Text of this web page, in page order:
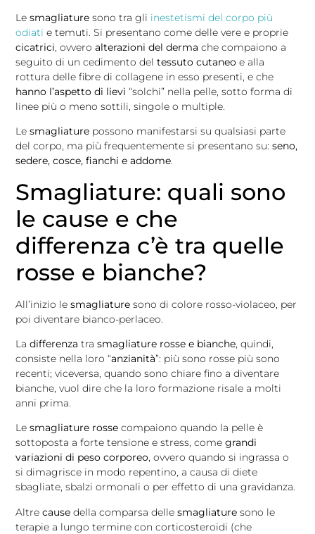
Lesmagliature sono tra gli inestetismi del corpo più
odiati e temuti. Si presentano come delle vere e proprie
cicatrici, ovveroalterazioni del derma che compaiono a
seguito di un cedimento deltessuto cutaneo e alla
rottura delle fibre di collagene in esso presenti, e che
hanno l’aspetto di lievi “solchi” nella pelle, sotto forma di
linee più o meno sottili, singole o multiple.
Le smagliature possono manifestarsi su qualsiasi parte
del corpo, ma più frequentemente si presentano su:seno,
sedere, cosce, fianchi e addome.
Smagliature: quali sono
le cause e che
differenza c’è tra quelle
rosse e bianche?
All’inizio lesmagliature sono di colore rosso-violaceo, per
poi diventare bianco-perlaceo.
Ladifferenza trasmagliature rosse e bianche, quindi,
consiste nella loro “anzianità”: più sono rosse più sono
recenti; viceversa, quando sono chiare fino a diventare
bianche, vuol dire che la loro formazione risale a molti
anni prima.
Lesmagliature rosse compaiono quando la pelle è
sottoposta a forte tensione e stress, comegrandi
variazioni di peso corporeo, ovvero quando si ingrassa o
si dimagrisce in modo repentino, a causa di diete
sbagliate, sbalzi ormonali o per effetto di una gravidanza.
Altrecause della comparsa dellesmagliature sono le
terapie a lungo termine con corticosteroidi (che